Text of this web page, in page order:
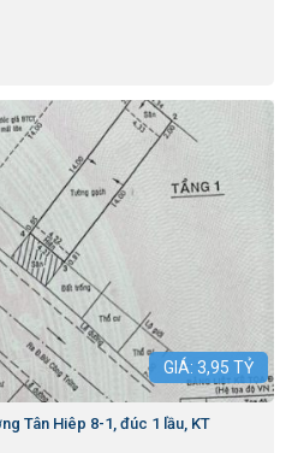
GIÁ: 3,95 TỶ
Tân Hiêp 8-1, đúc 1 lầu, KT